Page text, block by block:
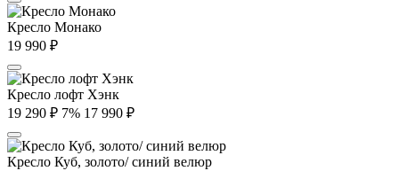
Кресло Монако
19 990 ₽
Кресло лофт Хэнк
19 290 ₽ 7% 17 990 ₽
Кресло Куб, золото/ синий велюр